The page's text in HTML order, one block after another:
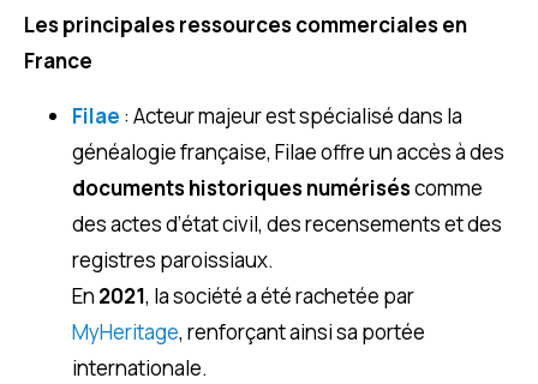
Les principales ressources commerciales en
France
Filae : Acteur majeur est spécialisé dans la
généalogie française, Filae offre un accès à des
documents historiques numériséscomme
des actes d’état civil, des recensements et des
registres paroissiaux.
En 2021, la société a été rachetée par
MyHeritage, renforçant ainsi sa portée
internationale.